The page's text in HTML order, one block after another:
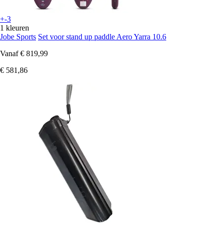
+-3
1 kleuren
Jobe Sports Set voor stand up paddle Aero Yarra 10.6
Vanaf € 819,99
€ 581,86